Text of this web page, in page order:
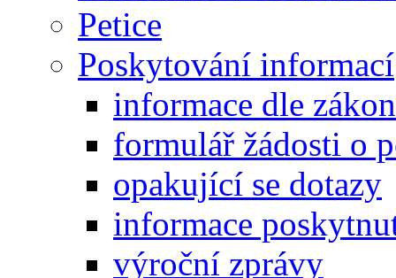
Petice
Poskytování informací
informace dle
formulář žádosti o
opakující se dotazy
informace
výroční zprávy